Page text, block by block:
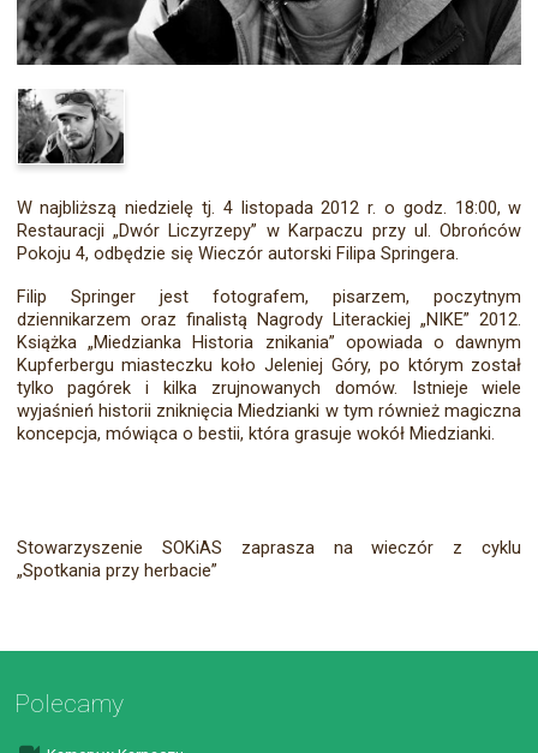
W najbliższą niedzielę tj. 4 listopada 2012 r. o godz. 18:00, w
Restauracji „Dwór Liczyrzepy” w Karpaczu przy ul. Obrońców
Pokoju 4, odbędzie się Wieczór autorski Filipa Springera.
Filip Springer jest fotografem, pisarzem, poczytnym
dziennikarzem oraz finalistą Nagrody Literackiej „NIKE” 2012.
Książka „Miedzianka Historia znikania” opowiada o dawnym
Kupferbergu miasteczku koło Jeleniej Góry, po którym został
tylko pagórek i kilka zrujnowanych domów. Istnieje wiele
wyjaśnień historii zniknięcia Miedzianki w tym również magiczna
koncepcja, mówiąca o bestii, która grasuje wokół Miedzianki.
Stowarzyszenie SOKiAS zaprasza na wieczór z cyklu
„Spotkania przy herbacie”
Polecamy